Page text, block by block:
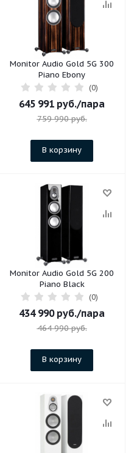
Monitor Audio Gold 5G 300
Piano Ebony
(0)
645 991 руб./пара
759 990руб.
В корзину
Monitor Audio Gold 5G 200
Piano Black
(0)
434 990руб./пара
464 990руб.
В корзину